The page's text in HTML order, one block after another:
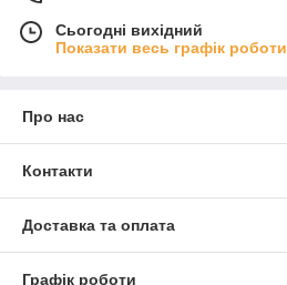
Сьогодні вихідний
Показати весь графік роботи
Про нас
Контакти
Доставка та оплата
Графік роботи